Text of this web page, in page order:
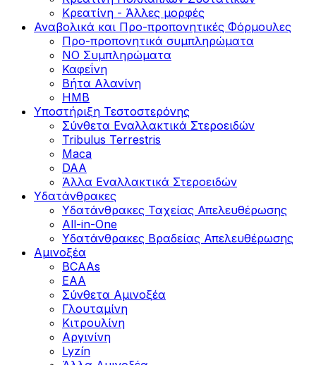
Κρεατίνη - Άλλες μορφές
Αναβολικά και Προ-προπονητικές Φόρμουλες
Προ-προπονητικά συμπληρώματα
ΝΟ Συμπληρώματα
Καφεΐνη
Βήτα Αλανίνη
HMB
Υποστήριξη Τεστοστερόνης
Σύνθετα Εναλλακτικά Στεροειδών
Tribulus Terrestris
Maca
DAA
Άλλα Εναλλακτικά Στεροειδών
Υδατάνθρακες
Υδατάνθρακες Ταχείας Απελευθέρωσης
All-in-One
Υδατάνθρακες Βραδείας Απελευθέρωσης
Αμινοξέα
BCAAs
EAA
Σύνθετα Αμινοξέα
Γλουταμίνη
Κιτρουλίνη
Αργινίνη
Lyzín